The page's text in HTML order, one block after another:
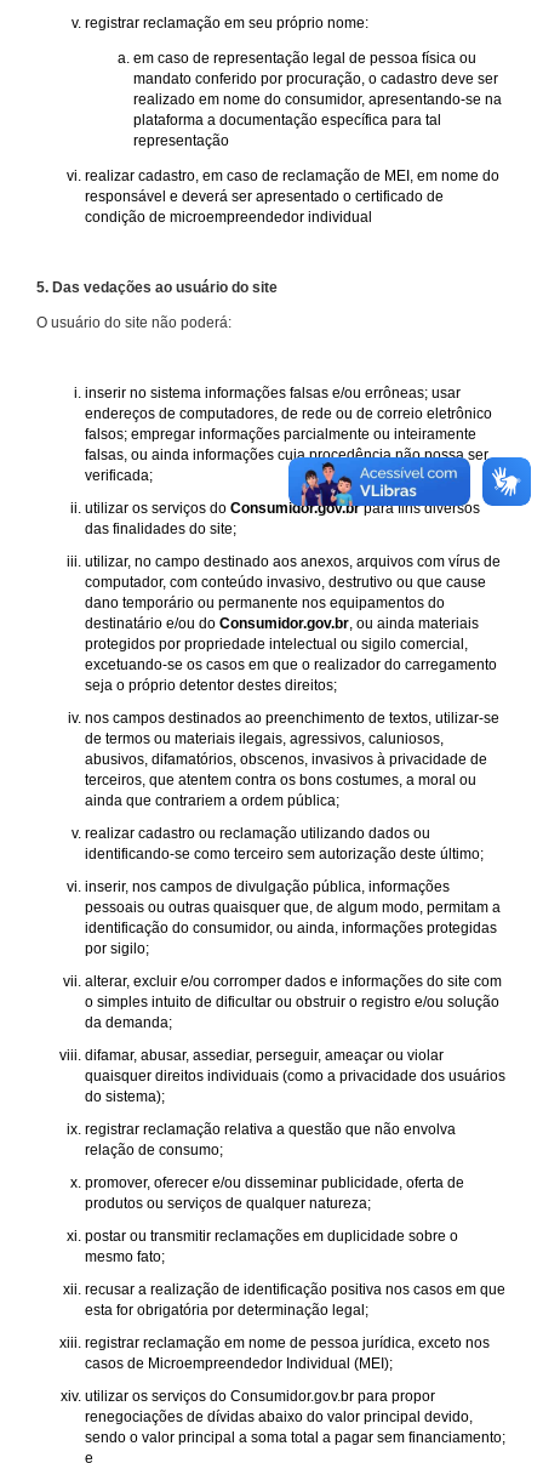
registrar reclamação em seu próprio nome:
em caso de representação legal de pessoa física ou
mandato conferido por procuração, o cadastro deve ser
realizado em nome do consumidor, apresentando-se na
plataforma a documentação específica para tal
representação
realizar cadastro, em caso de reclamação de MEI, em nome do
responsável e deverá ser apresentado o certificado de
condição de microempreendedor individual
5. Das vedações ao usuário do site
O usuário do site não poderá:
inserir no sistema informações falsas e/ou errôneas; usar
endereços de computadores, de rede ou de correio eletrônico
falsos; empregar informações parcialmente ou inteiramente
falsas, ou ainda informações cuja procedência não possa ser
verificada;
utilizar os serviços do Consumidor.gov.brpara fins diversos
das finalidades do site;
utilizar, no campo destinado aos anexos, arquivos com vírus de
computador, com conteúdo invasivo, destrutivo ou que cause
dano temporário ou permanente nos equipamentos do
destinatário e/ou do Consumidor.gov.br , ou ainda materiais
protegidos por propriedade intelectual ou sigilo comercial,
excetuando-se os casos em que o realizador do carregamento
seja o próprio detentor destes direitos;
nos campos destinados ao preenchimento de textos, utilizar-se
de termos ou materiais ilegais, agressivos, caluniosos,
abusivos, difamatórios, obscenos, invasivos à privacidade de
terceiros, que atentem contra os bons costumes, a moral ou
ainda que contrariem a ordem pública;
realizar cadastro ou reclamação utilizando dados ou
identificando-se como terceiro sem autorização deste último;
inserir, nos campos de divulgação pública, informações
pessoais ou outras quaisquer que, de algum modo, permitam a
identificação do consumidor, ou ainda, informações protegidas
por sigilo;
alterar, excluir e/ou corromper dados e informações do site com
o simples intuito de dificultar ou obstruir o registro e/ou solução
da demanda;
difamar, abusar, assediar, perseguir, ameaçar ou violar
quaisquer direitos individuais (como a privacidade dos usuários
do sistema);
registrar reclamação relativa a questão que não envolva
relação de consumo;
promover, oferecer e/ou disseminar publicidade, oferta de
produtos ou serviços de qualquer natureza;
postar ou transmitir reclamações em duplicidade sobre o
mesmo fato;
recusar a realização de identificação positiva nos casos em que
esta for obrigatória por determinação legal;
registrar reclamação em nome de pessoa jurídica, exceto nos
casos de Microempreendedor Individual (MEI);
utilizar os serviços do Consumidor.gov.br para propor
renegociações de dívidas abaixo do valor principal devido,
sendo o valor principal a soma total a pagar sem financiamento;
e